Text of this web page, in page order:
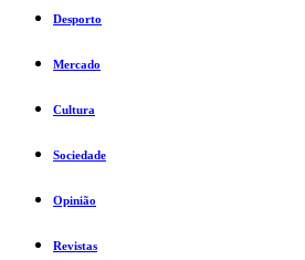
Desporto
Mercado
Cultura
Sociedade
Opinião
Revistas